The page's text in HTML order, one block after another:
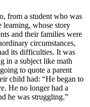
from a student who was
whose story
and their families were
circumstances,
its difficulties. It was
in a subject like math
to quote a parent
child had: “He began to
He no longer had a
he was struggling.”